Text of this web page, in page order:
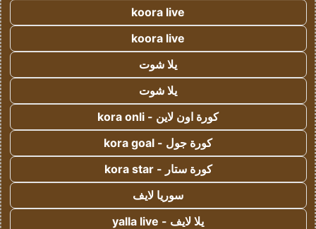
koora live
koora live
يلا شوت
يلا شوت
كورة اون لاين - kora onli
كورة جول - kora goal
كورة ستار - kora star
سوريا لايف
يلا لايف - yalla live